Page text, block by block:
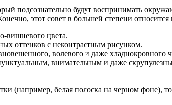
подсознательно будут воспринимать
этот совет в большей степени
вишневого цвета.
оттенков с неконтрастным рисунком.
волевого и даже хладнокровного
внимательным и даже
(например, белая полоска на черном фоне),